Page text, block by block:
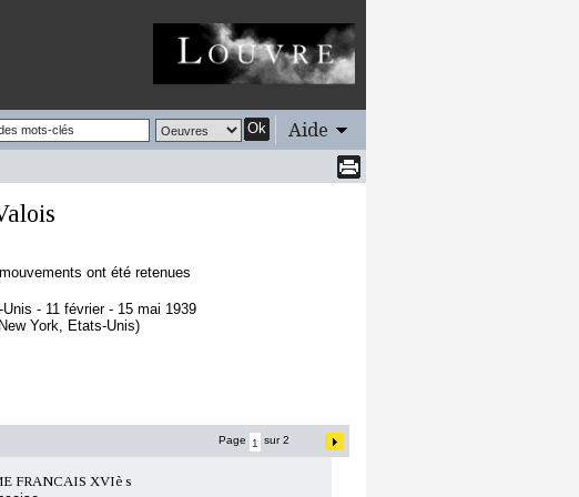
Ok Aide
ont été retenues
- 11 février - 15 mai 1939
York, Etats-Unis)
Page sur 2
FRANCAIS XVIè s